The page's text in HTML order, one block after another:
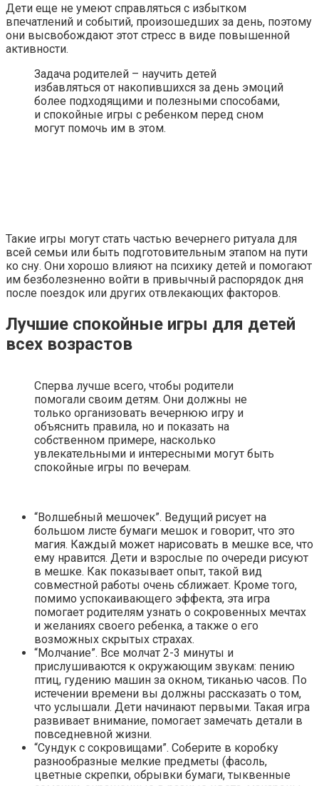
Дети еще не умеют справляться с избытком
впечатлений и событий, произошедших за день, поэтому
они высвобождают этот стресс в виде повышенной
активности.
Задача родителей – научить детей
избавляться от накопившихся за день эмоций
более подходящими и полезными способами,
и спокойные игры с ребенком перед сном
могут помочь им в этом.
Такие игры могут стать частью вечернего ритуала для
всей семьи или быть подготовительным этапом на пути
ко сну. Они хорошо влияют на психику детей и помогают
им безболезненно войти в привычный распорядок дня
после поездок или других отвлекающих факторов.
Лучшие спокойные игры для детей
всех возрастов
Сперва лучше всего, чтобы родители
помогали своим детям. Они должны не
только организовать вечернюю игру и
объяснить правила, но и показать на
собственном примере, насколько
увлекательными и интересными могут быть
спокойные игры по вечерам.
“Волшебный мешочек”. Ведущий рисует на
большом листе бумаги мешок и говорит, что это
магия. Каждый может нарисовать в мешке все, что
ему нравится. Дети и взрослые по очереди рисуют
в мешке. Как показывает опыт, такой вид
совместной работы очень сближает. Кроме того,
помимо успокаивающего эффекта, эта игра
помогает родителям узнать о сокровенных мечтах
и желаниях своего ребенка, а также о его
возможных скрытых страхах.
“Молчание”. Все молчат 2-3 минуты и
прислушиваются к окружающим звукам: пению
птиц, гудению машин за окном, тиканью часов. По
истечении времени вы должны рассказать о том,
что услышали. Дети начинают первыми. Такая игра
развивает внимание, помогает замечать детали в
повседневной жизни.
“Сундук с сокровищами”. Соберите в коробку
разнообразные мелкие предметы (фасоль,
цветные скрепки, обрывки бумаги, тыквенные